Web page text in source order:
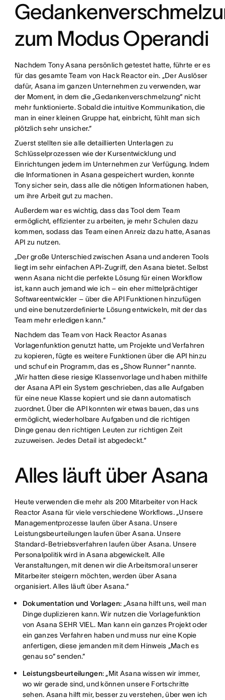
zum Modus Operandi
Nachdem Tony Asana persönlich getestet hatte, führte er es
für das gesamte Team von Hack Reactor ein. „Der Auslöser
dafür, Asana im ganzen Unternehmen zu verwenden, war
der Moment, in dem die „Gedankenverschmelzung“ nicht
mehr funktionierte. Sobald die intuitive Kommunikation, die
man in einer kleinen Gruppe hat, einbricht, fühlt man sich
plötzlich sehr unsicher.“
Zuerst stellten sie alle detaillierten Unterlagen zu
Schlüsselprozessen wie der Kursentwicklung und
Einrichtungen jedem im Unternehmen zur Verfügung. Indem
die Informationen in Asana gespeichert wurden, konnte
Tony sicher sein, dass alle die nötigen Informationen haben,
um ihre Arbeit gut zu machen.
Außerdem war es wichtig, dass das Tool dem Team
ermöglicht, effizienter zu arbeiten, je mehr Schulen dazu
kommen, sodass das Team einen Anreiz dazu hatte, Asanas
API zu nutzen.
„Der große Unterschied zwischen Asana und anderen Tools
liegt im sehr einfachen API-Zugriff, den Asana bietet. Selbst
wenn Asana nicht die perfekte Lösung für einen Workflow
ist, kann auch jemand wie ich – ein eher mittelprächtiger
Softwareentwickler – über die API Funktionen hinzufügen
und eine benutzerdefinierte Lösung entwickeln, mit der das
Team mehr erledigen kann.“
Nachdem das Team von Hack Reactor Asanas
Vorlagenfunktion genutzt hatte, um Projekte und Verfahren
zu kopieren, fügte es weitere Funktionen über die API hinzu
und schuf ein Programm, das es „Show Runner“ nannte.
„Wir hatten diese riesige Klassenvorlage und haben mithilfe
der Asana API ein System geschrieben, das alle Aufgaben
für eine neue Klasse kopiert und sie dann automatisch
zuordnet. Über die API konnten wir etwas bauen, das uns
ermöglicht, wiederholbare Aufgaben und die richtigen
Dinge genau den richtigen Leuten zur richtigen Zeit
zuzuweisen. Jedes Detail ist abgedeckt.“
Alles läuft über Asana
Heute verwenden die mehr als 200 Mitarbeiter von Hack
Reactor Asana für viele verschiedene Workflows. „Unsere
Managementprozesse laufen über Asana. Unsere
Leistungsbeurteilungen laufen über Asana. Unsere
Standard-Betriebsverfahren laufen über Asana. Unsere
Personalpolitik wird in Asana abgewickelt. Alle
Veranstaltungen, mit denen wir die Arbeitsmoral unserer
Mitarbeiter steigern möchten, werden über Asana
organisiert. Alles läuft über Asana.“
Dokumentation und Vorlagen: „Asana hilft uns, weil man
Dinge duplizieren kann. Wir nutzen die Vorlagefunktion
von Asana SEHR VIEL. Man kann ein ganzes Projekt oder
ein ganzes Verfahren haben und muss nur eine Kopie
anfertigen, diese jemanden mit dem Hinweis „Mach es
genau so“ senden.“
Leistungsbeurteilungen: „Mit Asana wissen wir immer,
wo wir gerade sind, und können unsere Fortschritte
sehen. Asana hilft mir, besser zu verstehen, über wen ich